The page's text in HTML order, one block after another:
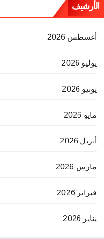
الأرشيف
أغسطس 2026
يوليو 2026
يونيو 2026
مايو 2026
أبريل 2026
مارس 2026
فبراير 2026
يناير 2026